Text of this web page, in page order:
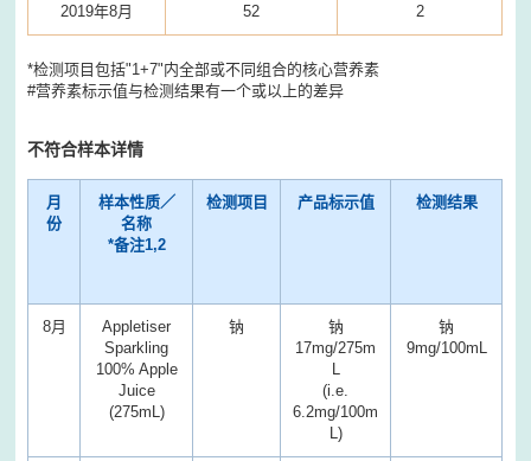
2019年8月 52 2
*检测项目包括"1+7"内全部或不同组合的核心营养素
#营养素标示值与检测结果有一个或以上的差异
不符合样本详情
月
份
样本性质／
名称
*备注1,2
检测项目 产品标示值 检测结果
8月
Appletiser
Sparkling
100% Apple
Juice
(275mL)
钠
钠
17mg/275m
(i.e.
6.2mg/100m
L)
钠
9mg/100mL